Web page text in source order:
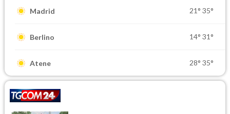
Madrid 21° 35°
Berlino 14° 31°
Atene 28° 35°